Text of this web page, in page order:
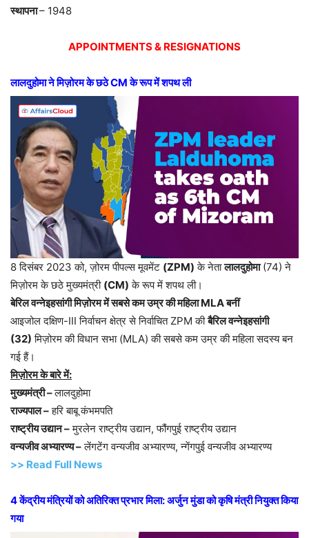
स्थापना– 1948
APPOINTMENTS & RESIGNATIONS
लालदुहोमा ने मिज़ोरम के छठेCMके रूप में शपथ ली
8 दिसंबर 2023 को, ज़ोरम पीपल्स मूवमेंट (ZPM) के नेतालालदुहोमा(74) ने
मिज़ोरम के छठे मुख्यमंत्री (CM) के रूप में शपथ ली।
बेरिल वन्नेइहसांगी मिज़ोरम में सबसे कम उम्र की महिलाMLAबनीं
आइजोल दक्षिण-III निर्वाचन क्षेत्र से निर्वाचित ZPM कीबैरिल वन्नेइहसांगी
(32) मिज़ोरम की विधान सभा (MLA) की सबसे कम उम्र की महिला सदस्य बन
गई हैं।
मिज़ोरम के बारे में:
मुख्यमंत्री –लालदुहोमा
राज्यपाल –हरि बाबू कंभमपति
राष्ट्रीय उद्यान –मुरलेन राष्ट्रीय उद्यान, फौंगपुई राष्ट्रीय उद्यान
वन्यजीव अभ्यारण्य –लेंगटेंग वन्यजीव अभ्यारण्य, न्गेंगपुई वन्यजीव अभ्यारण्य
>> Read Full News
4केंद्रीय मंत्रियों को अतिरिक्त प्रभार मिला: अर्जुन मुंडा को कृषि मंत्री नियुक्त किया
गया